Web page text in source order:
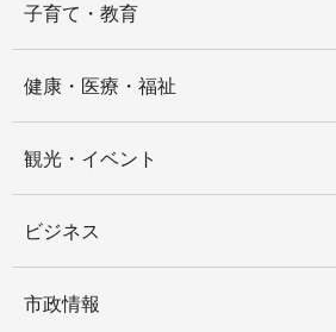
子育て・教育
健康・医療・福祉
観光・イベント
ビジネス
市政情報